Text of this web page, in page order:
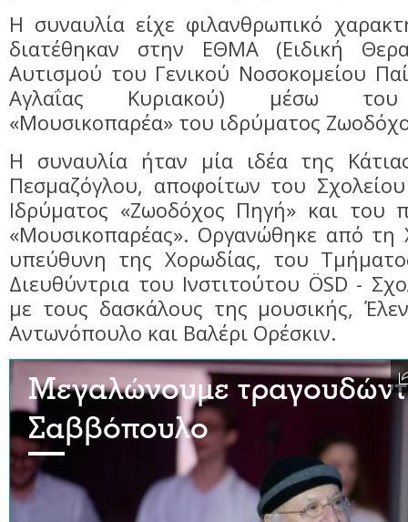
Η συναυλία είχε φιλανθρωπικό
διατέθηκαν στην ΕΘΜΑ (Ειδική
Αυτισμού του Γενικού Νοσοκομείου
Αγλαΐας Κυριακού) μέσω του
«Μουσικοπαρέα» του ιδρύματος
Η συναυλία ήταν μία ιδέα της
Πεσμαζόγλου, αποφοίτων του
Ιδρύματος «Ζωοδόχος Πηγή» και του
«Μουσικοπαρέας». Οργανώθηκε από τη
υπεύθυνη της Χορωδίας, του
Διευθύντρια του Ινστιτούτου ÖSD -
με τους δασκάλους της μουσικής,
Αντωνόπουλο και Βαλέρι Ορέσκιν.